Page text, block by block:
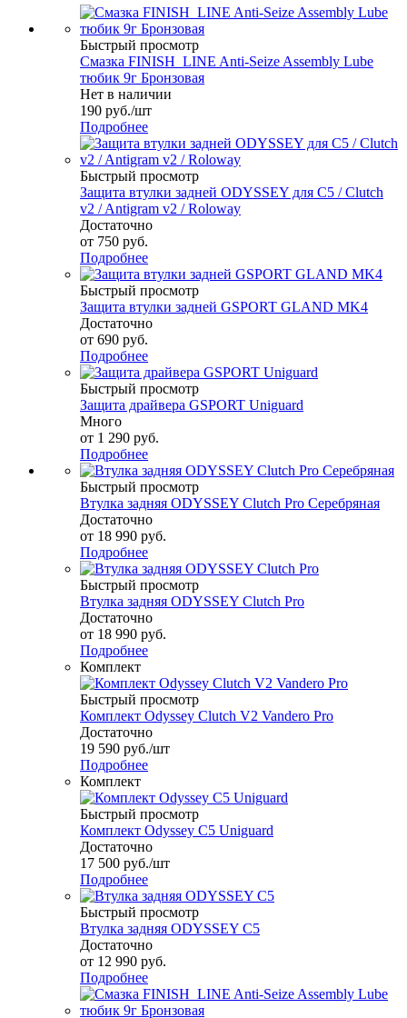
Быстрый просмотр
Смазка FINISH_LINE Anti-Seize Assembly Lube
тюбик 9г Бронзовая
Нет в наличии
190 руб./шт
Подробнее
Быстрый просмотр
Защита втулки задней ODYSSEY для C5 / Clutch
v2 / Antigram v2 / Roloway
Достаточно
от 750 руб.
Подробнее
Быстрый просмотр
Защита втулки задней GSPORT GLAND MK4
Достаточно
от 690 руб.
Подробнее
Быстрый просмотр
Защита драйвера GSPORT Uniguard
Много
от 1 290 руб.
Подробнее
Быстрый просмотр
Втулка задняя ODYSSEY Clutch Pro Серебряная
Достаточно
от 18 990 руб.
Подробнее
Быстрый просмотр
Втулка задняя ODYSSEY Clutch Pro
Достаточно
от 18 990 руб.
Подробнее
Комплект
Быстрый просмотр
Комплект Odyssey Clutch V2 Vandero Pro
Достаточно
19 590 руб./шт
Подробнее
Комплект
Быстрый просмотр
Комплект Odyssey C5 Uniguard
Достаточно
17 500 руб./шт
Подробнее
Быстрый просмотр
Втулка задняя ODYSSEY C5
Достаточно
от 12 990 руб.
Подробнее